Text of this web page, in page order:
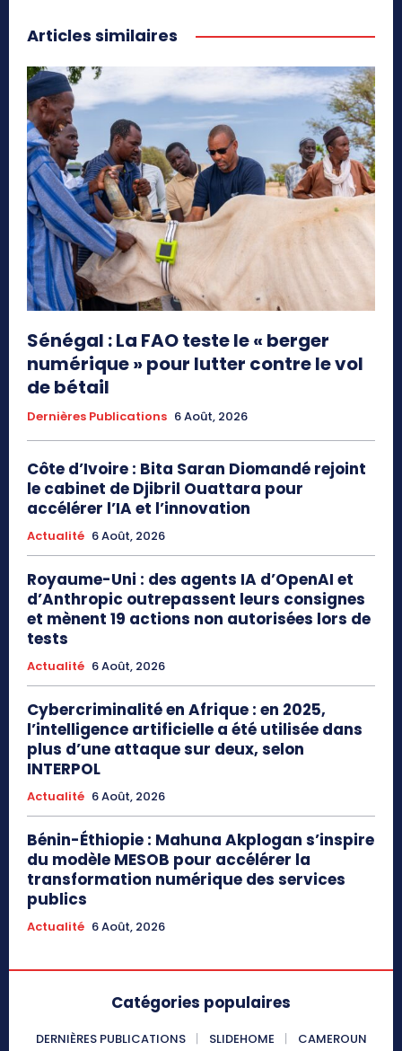
Articles similaires
Sénégal : La FAO teste le « berger
numérique » pour lutter contre le vol
de bétail
Dernières Publications 6 Août, 2026
Côte d’Ivoire : Bita Saran Diomandé rejoint
le cabinet de Djibril Ouattara pour
accélérer l’IA et l’innovation
Actualité 6 Août, 2026
Royaume-Uni : des agents IA d’OpenAI et
d’Anthropic outrepassent leurs consignes
et mènent 19 actions non autorisées lors de
tests
Actualité 6 Août, 2026
Cybercriminalité en Afrique : en 2025,
l’intelligence artificielle a été utilisée dans
plus d’une attaque sur deux, selon
INTERPOL
Actualité 6 Août, 2026
Bénin-Éthiopie : Mahuna Akplogan s’inspire
du modèle MESOB pour accélérer la
transformation numérique des services
publics
Actualité 6 Août, 2026
Catégories populaires
DERNIÈRES PUBLICATIONS SLIDEHOME
CAMEROUN